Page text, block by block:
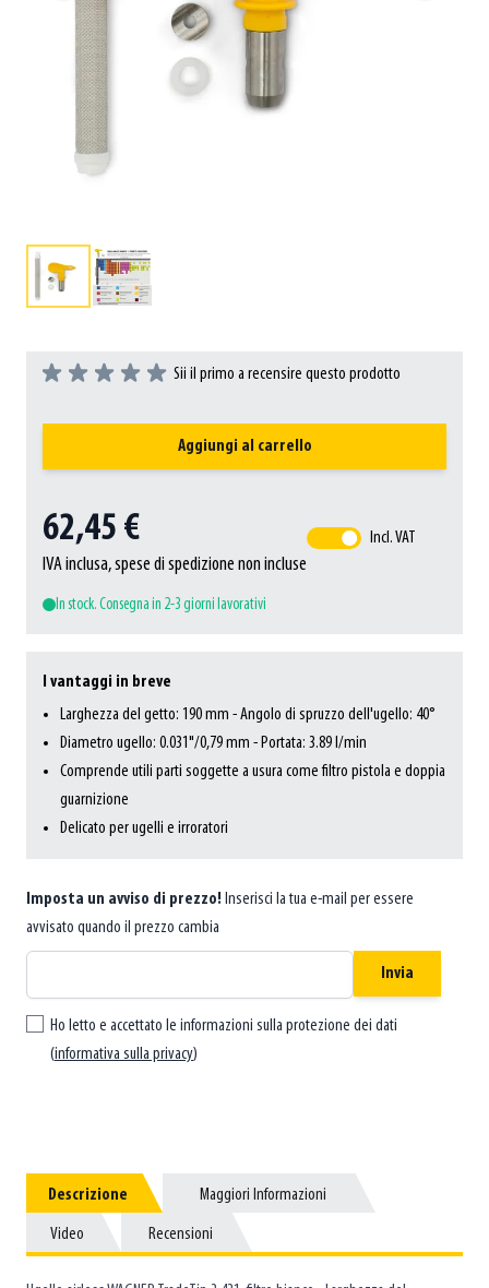
Sii il primo a recensire questo prodotto
Aggiungi al carrello
62,45 €
IVA inclusa, spese di spedizione non incluse
Incl. VAT
In stock. Consegna in 2-3 giorni lavorativi
I vantaggi in breve
Larghezza del getto: 190 mm - Angolo di spruzzo dell'ugello: 40°
Diametro ugello: 0.031"/0,79 mm - Portata: 3.89 l/min
Comprende utili parti soggette a usura come filtro pistola e doppia
guarnizione
Delicato per ugelli e irroratori
Imposta un avviso di prezzo! Inserisci la tua e-mail per essere
avvisato quando il prezzo cambia
Invia
Ho letto e accettato le informazioni sulla protezione dei dati
(informativa sulla privacy)
Descrizione
Descrizione Maggiori Informazioni
Maggiori Informazioni
Video
Video Recensioni
Recensioni